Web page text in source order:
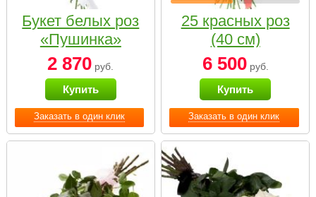
Заказать в один клик
Букет белых роз
«Пушинка»
2 870 руб.
Купить
Заказать в один клик
25 красных роз
(40 см)
6 500руб.
Купить